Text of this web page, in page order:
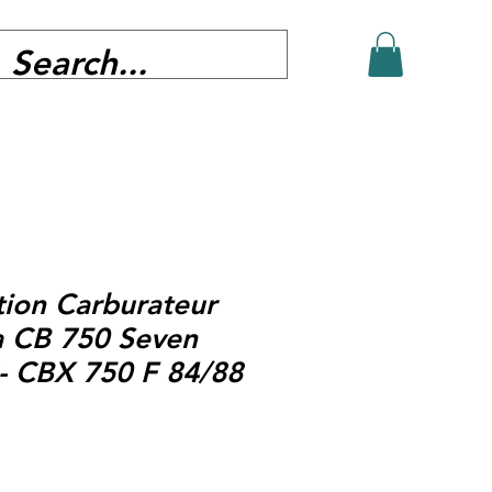
Carburateur
CB 750 Seven
CBX 750 F 84/88